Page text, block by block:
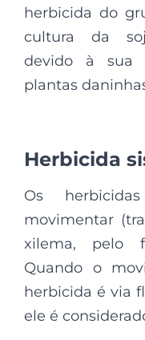
herbicida do
cultura da
devido à sua
plantas
Herbicida
Os
movimentar
xilema, pelo
Quando o
herbicida é via
ele é